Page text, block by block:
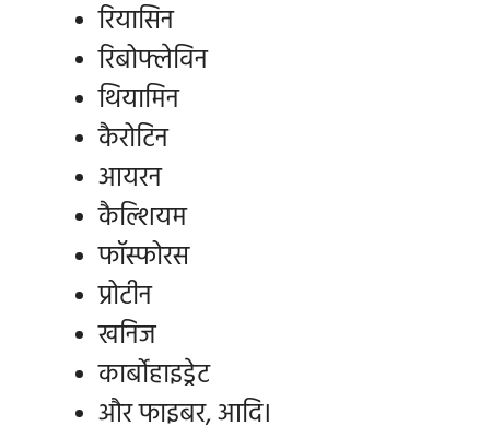
रियासिन
रिबोफ्लेविन
थियामिन
कैरोटिन
आयरन
कैल्शियम
फॉस्फोरस
प्रोटीन
खनिज
कार्बोहाइड्रेट
और फाइबर, आदि।